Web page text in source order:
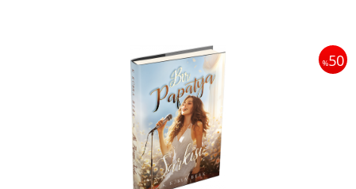
%50